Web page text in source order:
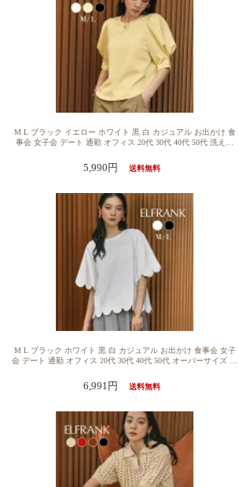
M L ブラック イエロー ホワイト 黒 白 カジュアル お出かけ 食
事会 女子会 デート 通勤 オフィス 20代 30代 40代 50代 洗える
ーバー カットソー 1枚で決まる ゆったり 半袖 着痩せ ブラウス
おしゃれ きれいめ 体型カバー かわいい クルーネック 丸首 シン
ル生地 洗える ボリュームスリーブ タック
5,990円 送料無料
M L ブラック ホワイト 黒 白 カジュアル お出かけ 食事会 女子
会 デート 通勤 オフィス 20代 30代 40代 50代 オーバーサイズ 大
バー カットソー 1枚で決まる ゆったり 半袖 着痩せ ブラウス お
しゃれ きれいめ 体型カバー かわいい クルーネック 丸首 シンプ
地 Tシャツ ストレッチ 洗える 自宅洗濯可能
6,991円 送料無料